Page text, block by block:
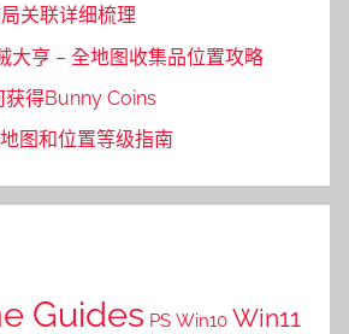
关联详细梳理
大亨 – 全地图收集品位置攻略
得Bunny Coins
图和位置等级指南
Guides PS Win10 Win11